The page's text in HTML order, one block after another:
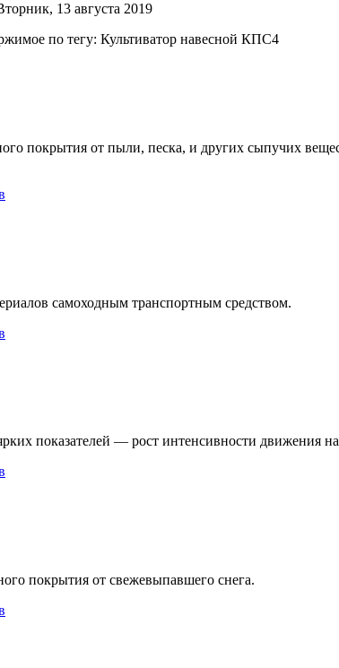
13 августа 2019
по тегу: Культиватор навесной КПС4
покрытия от пыли, песка, и других сыпучих
самоходным транспортным средством.
показателей — рост интенсивности движения на
покрытия от свежевыпавшего снега.